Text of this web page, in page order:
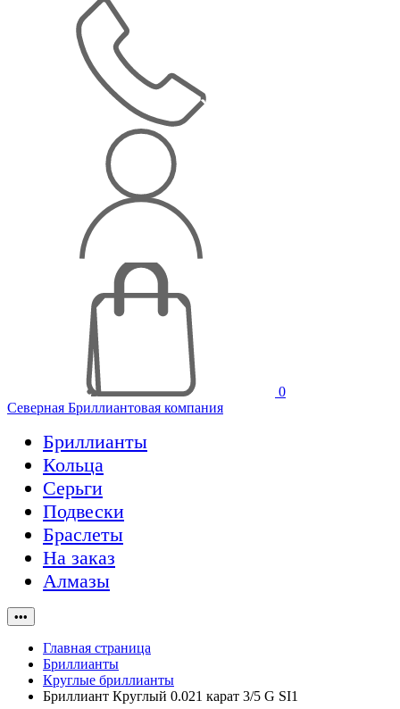
0
Северная Бриллиантовая компания
Бриллианты
Кольца
Серьги
Подвески
Браслеты
На заказ
Алмазы
•••
Главная страница
Бриллианты
Круглые бриллианты
Бриллиант Круглый 0.021 карат 3/5 G SI1